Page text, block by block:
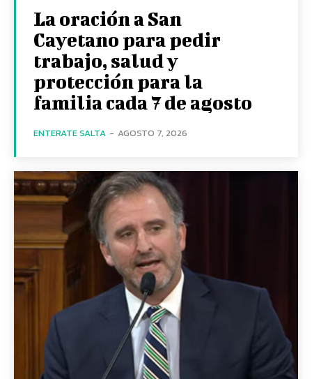
La oración a San
Cayetano para pedir
trabajo, salud y
protección para la
familia cada 7 de agosto
ENTERATE SALTA - AGOSTO 7, 2026